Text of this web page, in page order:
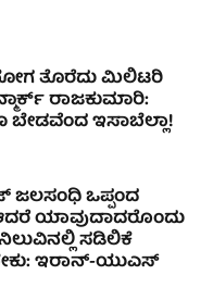
ತೊರೆದು ಮಿಲಿಟರಿ
ರಾಜಕುಮಾರಿ:
ಇಸಾಬೆಲ್ಲಾ!
ಜಲಸಂಧಿ ಒಪ್ಪಂದ
ಯಾವುದಾದರೊಂದು
ಸಡಿಲಿಕೆ
ಇರಾನ್-ಯುಎಸ್